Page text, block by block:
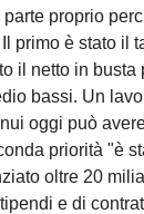
proprio
primo è stato il
il netto in
bassi. Un
oggi può
priorità "è
oltre 20
e di